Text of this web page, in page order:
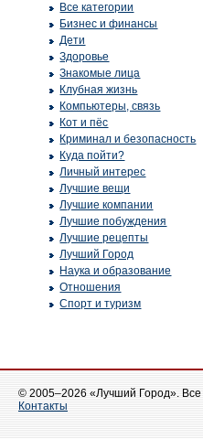
Все категории
Бизнес и финансы
Дети
Здоровье
Знакомые лица
Клубная жизнь
Компьютеры, связь
Кот и пёс
Криминал и безопасность
Куда пойти?
Личный интерес
Лучшие вещи
Лучшие компании
Лучшие побуждения
Лучшие рецепты
Лучший Город
Наука и образование
Отношения
Спорт и туризм
© 2005–2026 «Лучший Город».
Контакты